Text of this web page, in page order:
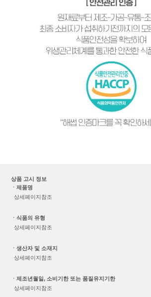
상품 고시 정보
ㆍ제품명
상세페이지참조
ㆍ식품의 유형
상세페이지참조
ㆍ생산자 및 소재지
상세페이지참조
ㆍ제조년월일, 소비기한 또는 품질유지기한
상세페이지참조